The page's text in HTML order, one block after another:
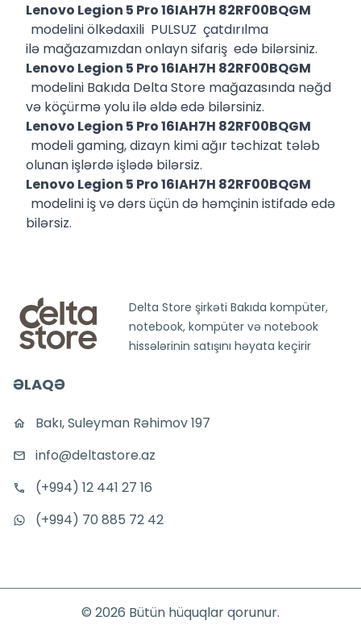
Lenovo Legion 5 Pro 16IAH7H 82RF00BQGM
modelini ölkədaxili PULSUZ çatdırılma
ilə mağazamızdan onlayn sifariş edə bilərsiniz.
Lenovo Legion 5 Pro 16IAH7H 82RF00BQGM
modelini Bakıda Delta Store mağazasında nəğd
və köçürmə yolu ilə əldə edə bilərsiniz.
Lenovo Legion 5 Pro 16IAH7H 82RF00BQGM
modeli gaming, dizayn kimi ağır təchizat tələb
olunan işlərdə işlədə bilərsiz.
Lenovo Legion 5 Pro 16IAH7H 82RF00BQGM
modelini iş və dərs üçün də həmçinin istifadə edə
bilərsiz.
Delta Store şirkəti Bakıda kompüter,
notebook, kompüter və notebook
hissələrinin satışını həyata keçirir
ƏLAQƏ
Bakı, Suleyman Rəhimov 197
info@deltastore.az
(+994) 12 441 27 16
(+994) 70 885 72 42
© 2026 Bütün hüquqlar qorunur.